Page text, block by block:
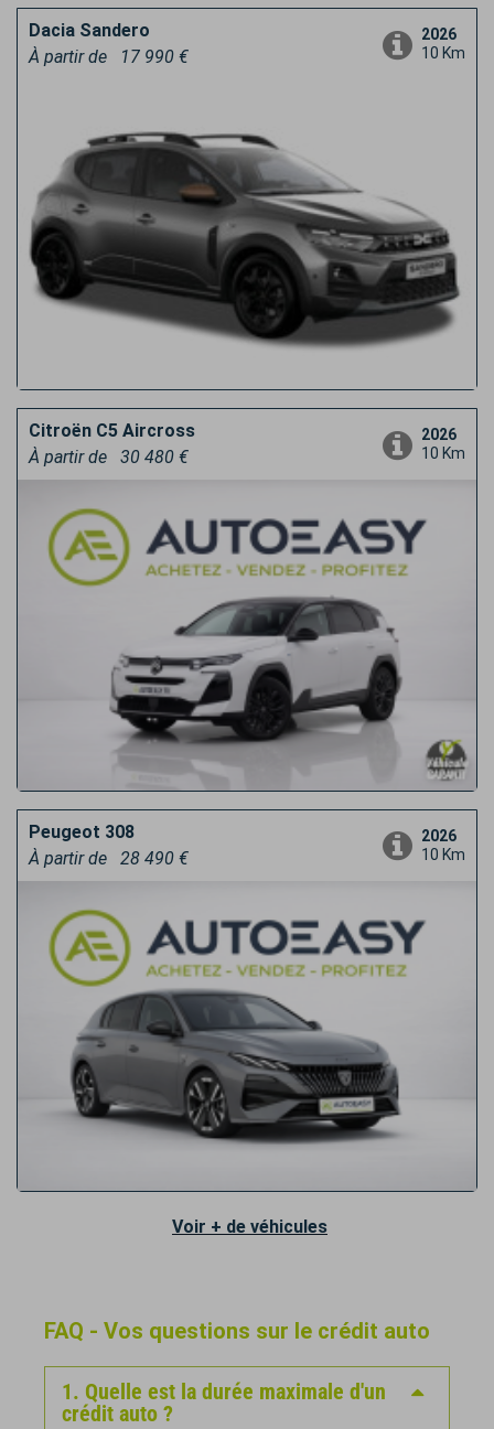
Dacia Sandero
À partir de
17 990 €
2026
10 Km
Citroën C5 Aircross
À partir de
30 480 €
2026
10 Km
Peugeot 308
À partir de
28 490 €
2026
10 Km
Voir + de véhicules
FAQ - Vos questions sur le crédit auto
1. Quelle est la durée maximale d'un
crédit auto ?